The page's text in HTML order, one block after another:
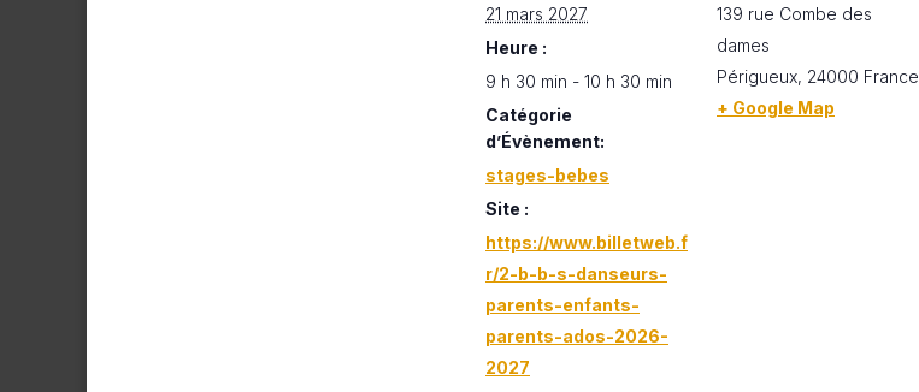
21 mars 2027
Heure :
9 h 30 min - 10 h 30 min
Catégorie
d’Évènement:
stages-bebes
Site :
https://www.billetweb.f
r/2-b-b-s-danseurs-
parents-enfants-
parents-ados-2026-
2027
139 rue Combe des
dames
Périgueux, 24000 France
+ Google Map